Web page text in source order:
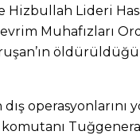
Hizbullah Lideri
Muhafızları
öldürüldüğü
dış operasyonlarını